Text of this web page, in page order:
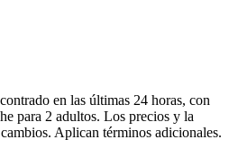
en las últimas 24 horas, con
para 2 adultos. Los precios y la
Aplican términos adicionales.